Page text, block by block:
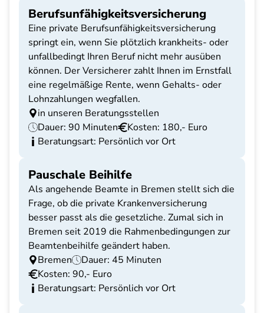
Berufsunfähigkeitsversicherung
Eine private Berufsunfähigkeitsversicherung
springt ein, wenn Sie plötzlich krankheits- oder
unfallbedingt Ihren Beruf nicht mehr ausüben
können. Der Versicherer zahlt Ihnen im Ernstfall
eine regelmäßige Rente, wenn Gehalts- oder
Lohnzahlungen wegfallen.
in unseren Beratungsstellen
Dauer: 90 Minuten
Kosten: 180,- Euro
Beratungsart: Persönlich vor Ort
Pauschale Beihilfe
Als angehende Beamte in Bremen stellt sich die
Frage, ob die private Krankenversicherung
besser passt als die gesetzliche. Zumal sich in
Bremen seit 2019 die Rahmenbedingungen zur
Beamtenbeihilfe geändert haben.
Bremen
Dauer: 45 Minuten
Kosten: 90,- Euro
Beratungsart: Persönlich vor Ort